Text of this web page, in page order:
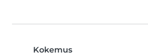
Kokemus